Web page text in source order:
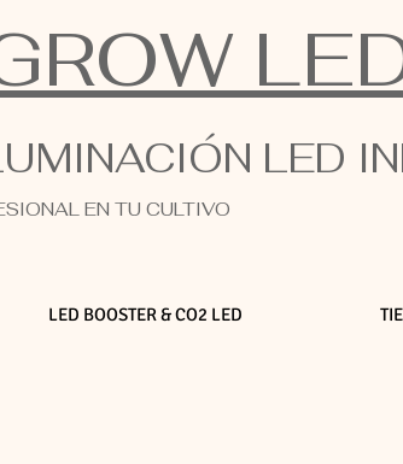
LED
EN TU CULTIVO
LED BOOSTER & CO2 LED